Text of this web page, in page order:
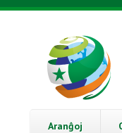
Skip to main content
Aranĝoj